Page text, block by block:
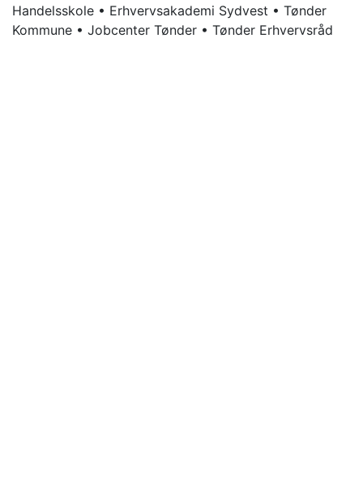
Handelsskole • Erhvervsakademi Sydvest • Tønder
Kommune • Jobcenter Tønder • Tønder Erhvervsråd